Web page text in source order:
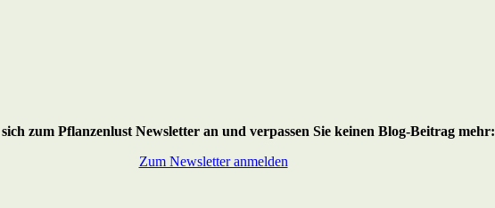
sich zum Pflanzenlust Newsletter an und verpassen Sie keinen Blog-Beitrag mehr:
Zum Newsletter anmelden